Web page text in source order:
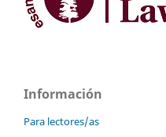
Información
Para lectores/as